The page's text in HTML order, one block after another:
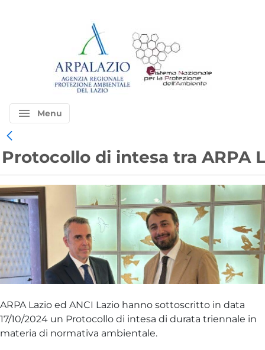
menu Menu
Protocollo di intesa tra ARPA
ARPA Lazio ed ANCI Lazio hanno sottoscritto in data
17/10/2024 un Protocollo di intesa di durata triennale in
materia di normativa ambientale.